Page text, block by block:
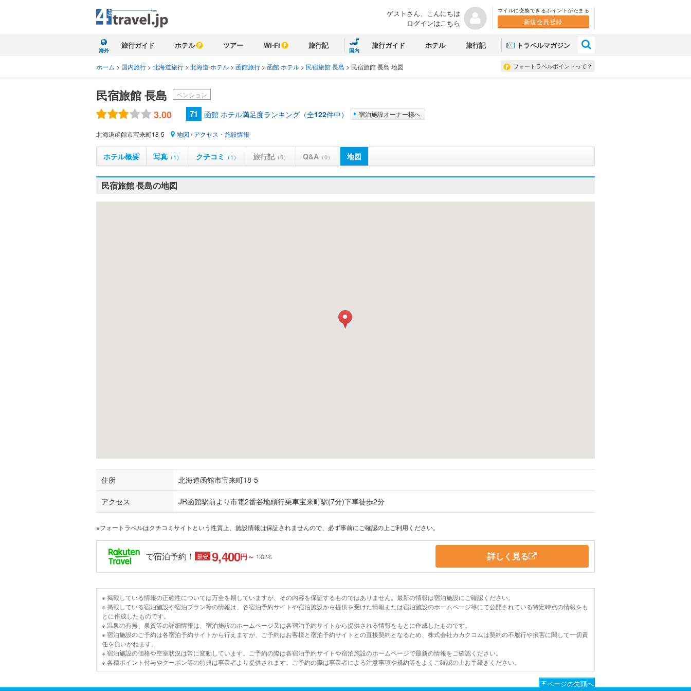
ゲストさん、こんにちは
ログインはこちら
マイルに交換できるポイントがたまる
新規会員登録
海外
旅行ガイド ホテル ツアー Wi-Fi 旅行記
国内
旅行ガイド ホテル 旅行記 トラベルマガジン
フォートラベルポイントって？
ホーム > 国内旅行 > 北海道旅行 > 北海道 ホテル > 函館旅行 > 函館 ホテル > 民宿旅館 長島 > 民宿旅館 長島 地図
民宿旅館 長島 ペンション
3.00 71 函館 ホテル満足度ランキング（全122件中） 宿泊施設オーナー様へ
北海道函館市宝来町18-5 地図 /アクセス・施設情報
ホテル概要 写真 （1） クチコミ （1） 旅行記（0） Q&A （0） 地図
民宿旅館 長島の地図
住所 北海道函館市宝来町18-5
アクセス JR函館駅前より市電2番谷地頭行乗車宝来町駅(7分)下車徒歩2分
※フォートラベルはクチコミサイトという性質上、施設情報は保証されませんので、必ず事前にご確認の上ご利用ください。
で宿泊予約！ 最安 9,400円～ 1泊2名 詳しく見る
※ 掲載している情報の正確性については万全を期していますが、その内容を保証するものではありません。最新の情報は宿泊施設にご確認ください。
※ 掲載している宿泊施設や宿泊プラン等の情報は、各宿泊予約サイトや宿泊施設から提供を受けた情報または宿泊施設のホームページ等にて公開されている特定時点の情報をも
とに作成したものです。
※ 温泉の有無、泉質等の詳細情報は、宿泊施設のホームページ又は各宿泊予約サイトから提供される情報をもとに作成したものです。
※ 宿泊施設のご予約は各宿泊予約サイトから行えますが、ご予約はお客様と宿泊予約サイトとの直接契約となるため、株式会社カカクコムは契約の不履行や損害に関して一切責
任を負いかねます。
※ 宿泊施設の価格や空室状況は常に変動しています。ご予約の際は各宿泊予約サイトや宿泊施設のホームページで最新の情報をご確認ください。
※ 各種ポイント付与やクーポン等の特典は事業者より提供されます。ご予約の際は事業者による注意事項や規約等をよくご確認の上お手続きください。
ページの先頭へ